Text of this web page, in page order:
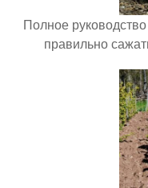
Полное
правильно